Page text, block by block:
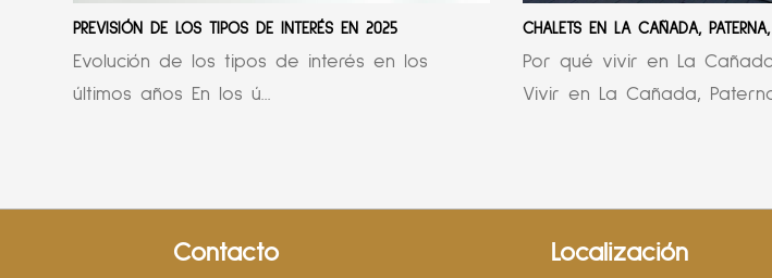
PREVISIÓN DE LOS TIPOS DE INTERÉS EN 2025
Evolución de los tipos de interés en los
últimos años En los ú...
CHALETS EN LA CAÑADA,
Por qué vivir en La
Vivir en La Cañada,
Contacto Localización